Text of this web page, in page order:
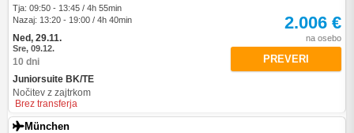
Tja: 09:50 - 13:45 / 4h 55min
Nazaj: 13:20 - 19:00 / 4h 40min
Ned, 29.11.
Sre, 09.12.
10 dni
Juniorsuite BK/TE
Nočitev z zajtrkom
Brez transferja
2.006 €
na osebo
PREVERI
München